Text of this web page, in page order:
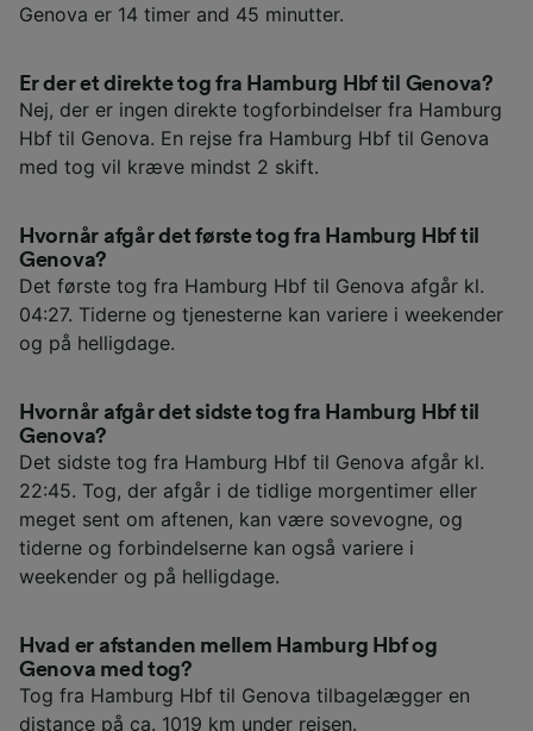
Genova er 14 timer and 45 minutter.
Er der et direkte tog fra Hamburg Hbf til Genova?
Nej, der er ingen direkte togforbindelser fra Hamburg
Hbf til Genova. En rejse fra Hamburg Hbf til Genova
med tog vil kræve mindst 2 skift.
Hvornår afgår det første tog fra Hamburg Hbf til
Genova?
Det første tog fra Hamburg Hbf til Genova afgår kl.
04:27. Tiderne og tjenesterne kan variere i weekender
og på helligdage.
Hvornår afgår det sidste tog fra Hamburg Hbf til
Genova?
Det sidste tog fra Hamburg Hbf til Genova afgår kl.
22:45. Tog, der afgår i de tidlige morgentimer eller
meget sent om aftenen, kan være sovevogne, og
tiderne og forbindelserne kan også variere i
weekender og på helligdage.
Hvad er afstanden mellem Hamburg Hbf og
Genova med tog?
Tog fra Hamburg Hbf til Genova tilbagelægger en
distance på ca. 1019 km under rejsen.